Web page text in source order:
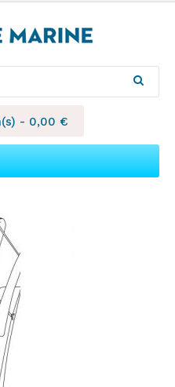
- 0,00 €